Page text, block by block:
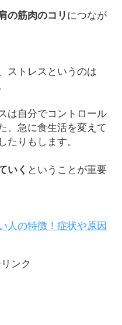
の筋肉のコリ につなが
ストレスというのは
は自分でコントロール
、急に食生活を変えて
たりもします。
いく ということが重要
人の特徴！症状や原因
ンク